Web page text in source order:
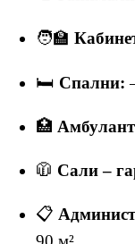
🧑‍🏫
🛏 Спални:
🏥
🧥 Сали –
📋